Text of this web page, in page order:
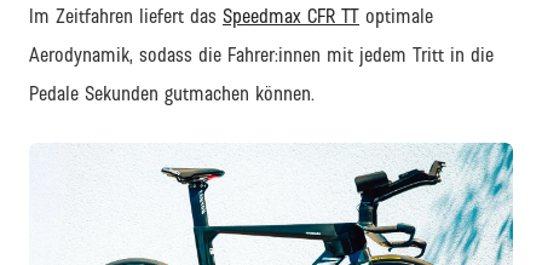
Im Zeitfahren liefert das Speedmax CFR TT optimale
Aerodynamik, sodass die Fahrer:innen mit jedem Tritt in die
Pedale Sekunden gutmachen können.